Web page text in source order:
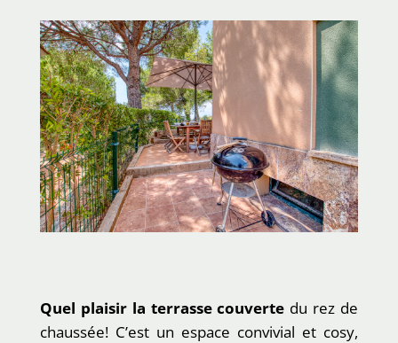
Quel plaisir la terrasse couverte du rez de
chaussée! C’est un espace convivial et cosy,